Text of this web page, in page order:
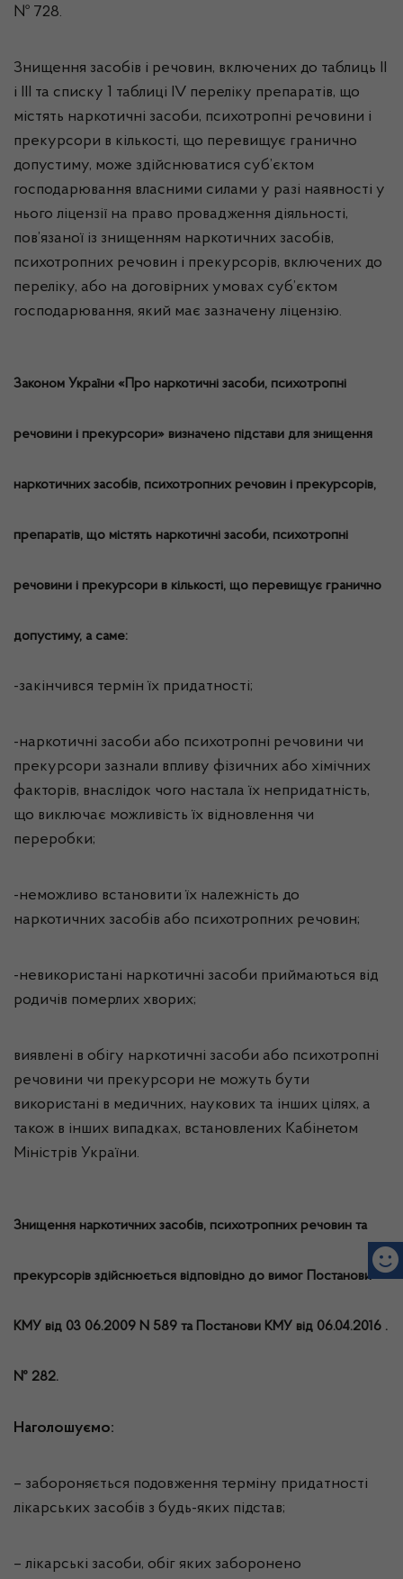
№ 728.
Знищення засобів і речовин, включених до таблиць II
і III та списку 1 таблиці IV переліку препаратів, що
містять наркотичні засоби, психотропні речовини і
прекурсори в кількості, що перевищує гранично
допустиму, може здійснюватися суб’єктом
господарювання власними силами у разі наявності у
нього ліцензії на право провадження діяльності,
пов’язаної із знищенням наркотичних засобів,
психотропних речовин і прекурсорів, включених до
переліку, або на договірних умовах суб’єктом
господарювання, який має зазначену ліцензію.
Законом України «Про наркотичні засоби, психотропні
речовини і прекурсори» визначено підстави для знищення
наркотичних засобів, психотропних речовин і прекурсорів,
препаратів, що містять наркотичні засоби, психотропні
речовини і прекурсори в кількості, що перевищує гранично
допустиму, а саме:
-закінчився термін їх придатності;
-наркотичні засоби або психотропні речовини чи
прекурсори зазнали впливу фізичних або хімічних
факторів, внаслідок чого настала їх непридатність,
що виключає можливість їх відновлення чи
переробки;
-неможливо встановити їх належність до
наркотичних засобів або психотропних речовин;
-невикористані наркотичні засоби приймаються від
родичів померлих хворих;
виявлені в обігу наркотичні засоби або психотропні
речовини чи прекурсори не можуть бути
використані в медичних, наукових та інших цілях, а
також в інших випадках, встановлених Кабінетом
Міністрів України.
Знищення наркотичних засобів, психотропних речовин та
прекурсорів здійснюється відповідно до вимог Постанови
КМУ від 03 06.2009 N 589 та Постанови КМУ від 06.04.2016 .
№ 282.
Наголошуємо:
– забороняється подовження терміну придатності
лікарських засобів з будь-яких підстав;
– лікарські засоби, обіг яких заборонено